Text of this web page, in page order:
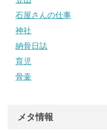
石屋さんの仕事
神社
納骨日誌
育児
骨壷
メタ情報